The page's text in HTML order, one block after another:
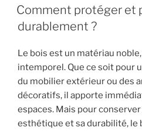
ON
Comment protéger et
durablement ?
Le bois est un matériau
intemporel. Que ce soit pour
du mobilier extérieur ou des
décoratifs, il apporte
espaces. Mais pour
esthétique et sa durabilité, le